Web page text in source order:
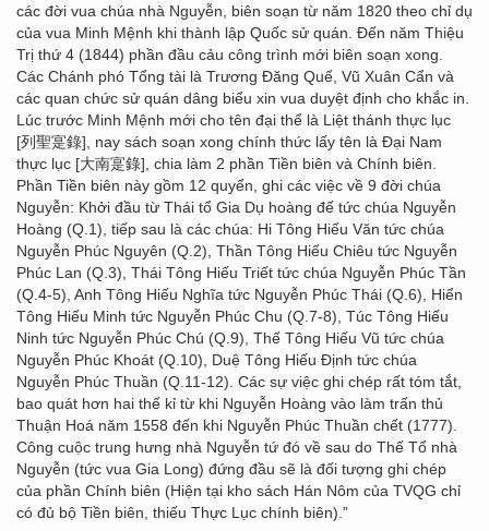
các đời vua chúa nhà Nguyễn, biên soạn từ năm 1820 theo chỉ dụ
của vua Minh Mệnh khi thành lập Quốc sử quán. Đến năm Thiệu
Trị thứ 4 (1844) phần đầu cảu công trình mới biên soạn xong.
Các Chánh phó Tổng tài là Trương Đăng Quế, Vũ Xuân Cẩn và
các quan chức sử quán dâng biểu xin vua duyệt định cho khắc in.
Lúc trước Minh Mệnh mới cho tên đại thể là Liệt thánh thực lục
[列聖寔錄], nay sách soạn xong chính thức lấy tên là Đại Nam
thực lục [大南寔錄], chia làm 2 phần Tiền biên và Chính biên.
Phần Tiền biên này gồm 12 quyển, ghi các việc về 9 đời chúa
Nguyễn: Khởi đầu từ Thái tổ Gia Dụ hoàng đế tức chúa Nguyễn
Hoàng (Q.1), tiếp sau là các chúa: Hi Tông Hiếu Văn tức chúa
Nguyễn Phúc Nguyên (Q.2), Thần Tông Hiếu Chiêu tức Nguyễn
Phúc Lan (Q.3), Thái Tông Hiếu Triết tức chúa Nguyễn Phúc Tần
(Q.4-5), Anh Tông Hiếu Nghĩa tức Nguyễn Phúc Thái (Q.6), Hiển
Tông Hiếu Minh tức Nguyễn Phúc Chu (Q.7-8), Túc Tông Hiếu
Ninh tức Nguyễn Phúc Chú (Q.9), Thế Tông Hiếu Vũ tức chúa
Nguyễn Phúc Khoát (Q.10), Duệ Tông Hiếu Định tức chúa
Nguyễn Phúc Thuần (Q.11-12). Các sự việc ghi chép rất tóm tắt,
bao quát hơn hai thế kỉ từ khi Nguyễn Hoàng vào làm trấn thủ
Thuận Hoá năm 1558 đến khi Nguyễn Phúc Thuần chết (1777).
Công cuộc trung hưng nhà Nguyễn tứ đó về sau do Thế Tổ nhà
Nguyễn (tức vua Gia Long) đứng đầu sẽ là đối tượng ghi chép
của phần Chính biên (Hiện tại kho sách Hán Nôm của TVQG chỉ
có đủ bộ Tiền biên, thiếu Thực Lục chính biên).”